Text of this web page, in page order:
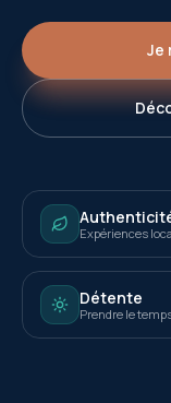
Je
Expériences
Détente
Prendre le